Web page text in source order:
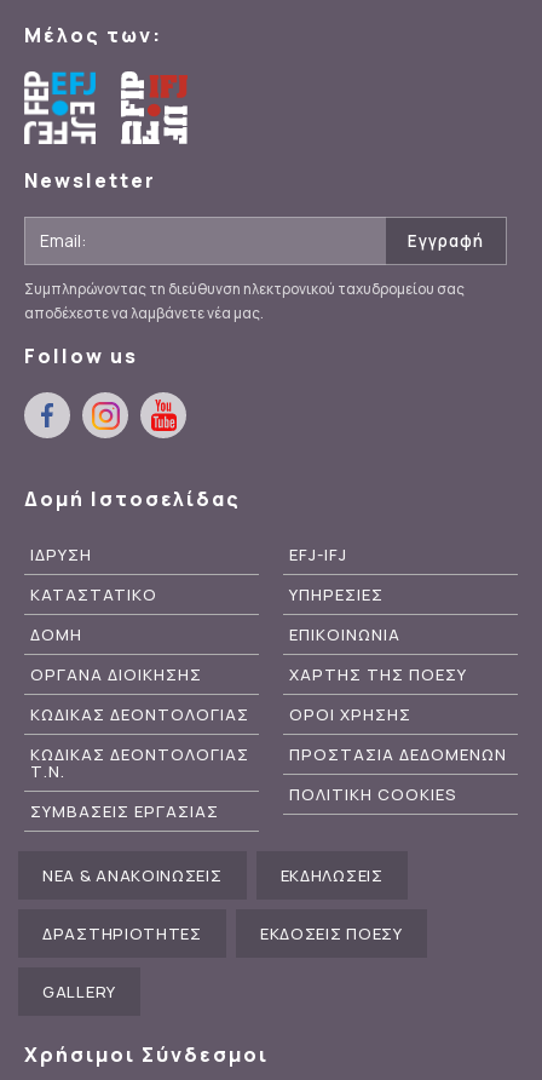
Μέλος των:
Newsletter
Συμπληρώνοντας τη διεύθυνση ηλεκτρονικού ταχυδρομείου σας
αποδέχεστε να λαμβάνετε νέα μας.
Follow us
Δομή Ιστοσελίδας
ΙΔΡΥΣΗ
ΚΑΤΑΣΤΑΤΙΚΟ
ΔΟΜΗ
ΟΡΓΑΝΑ ΔΙΟΙΚΗΣΗΣ
ΚΩΔΙΚΑΣ ΔΕΟΝΤΟΛΟΓΙΑΣ
ΚΩΔΙΚΑΣ ΔΕΟΝΤΟΛΟΓΙΑΣ
Τ.Ν.
ΣΥΜΒΑΣΕΙΣ ΕΡΓΑΣΙΑΣ
EFJ-IFJ
ΥΠΗΡΕΣΙΕΣ
ΕΠΙΚΟΙΝΩΝΙΑ
ΧΑΡΤΗΣ ΤΗΣ ΠΟΕΣΥ
ΟΡΟΙ ΧΡΗΣΗΣ
ΠΡΟΣΤΑΣΙΑ ΔΕΔΟΜΕΝΩΝ
ΠΟΛΙΤΙΚΗ COOKIES
ΝΕΑ & ΑΝΑΚΟΙΝΩΣΕΙΣ ΕΚΔΗΛΩΣΕΙΣ
ΔΡΑΣΤΗΡΙΟΤΗΤΕΣ ΕΚΔΟΣΕΙΣ ΠΟΕΣΥ
GALLERY
Χρήσιμοι Σύνδεσμοι